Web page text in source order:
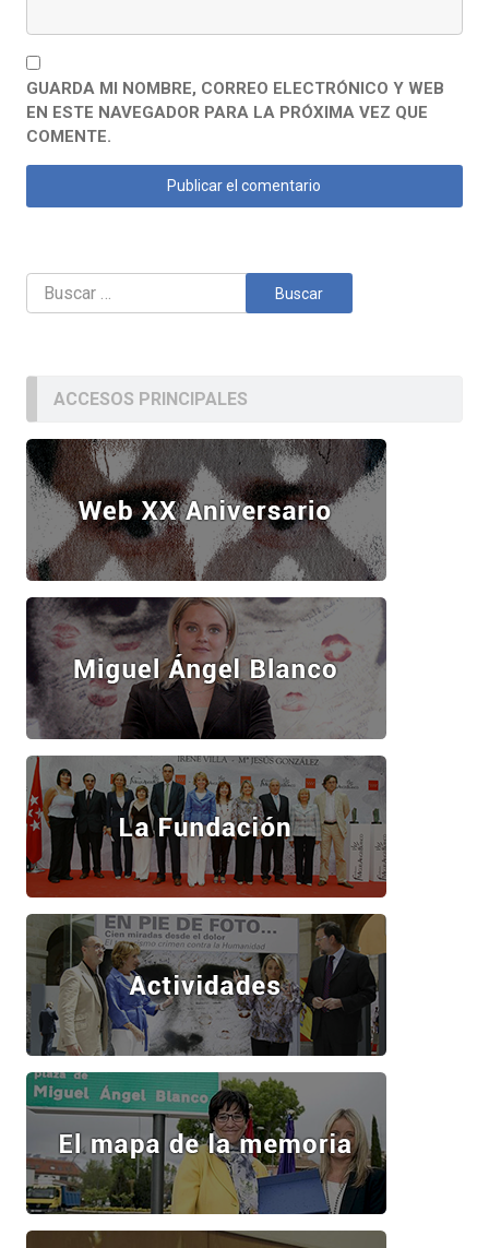
GUARDA MI NOMBRE, CORREO ELECTRÓNICO Y WEB
EN ESTE NAVEGADOR PARA LA PRÓXIMA VEZ QUE
COMENTE.
Buscar:
ACCESOS PRINCIPALES